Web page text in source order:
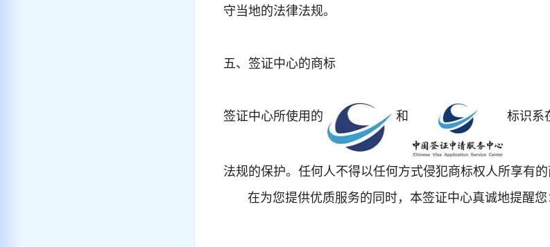
守当地的法律法规。
五、签证中心的商标
签证中心所使用的 和 标识系
法规的保护。任何人不得以任何方式侵犯商标权人所享有的
在为您提供优质服务的同时，本签证中心真诚地提醒您